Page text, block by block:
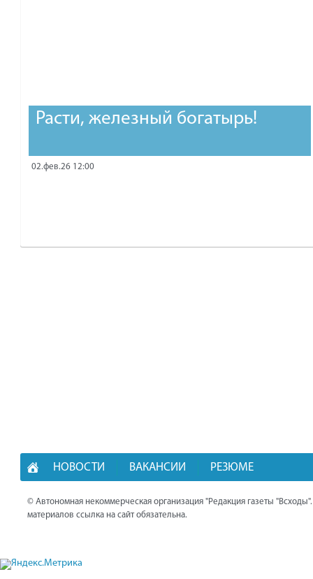
Расти, железный богатырь!
02.фев.26 12:00
НОВОСТИ ВАКАНСИИ РЕЗЮМЕ
© Автономная некоммерческая организация "Редакция газеты
материалов ссылка на сайт обязательна.